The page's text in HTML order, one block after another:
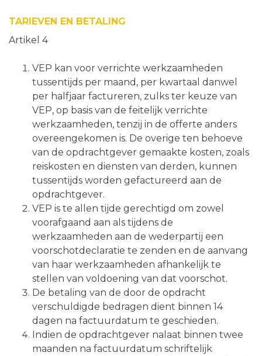
TARIEVEN EN BETALING
Artikel 4
VEP kan voor verrichte werkzaamheden
tussentijds per maand, per kwartaal danwel
per halfjaar factureren, zulks ter keuze van
VEP, op basis van de feitelijk verrichte
werkzaamheden, tenzij in de offerte anders
overeengekomen is. De overige ten behoeve
van de opdrachtgever gemaakte kosten, zoals
reiskosten en diensten van derden, kunnen
tussentijds worden gefactureerd aan de
opdrachtgever.
VEP is te allen tijde gerechtigd om zowel
voorafgaand aan als tijdens de
werkzaamheden aan de wederpartij een
voorschotdeclaratie te zenden en de aanvang
van haar werkzaamheden afhankelijk te
stellen van voldoening van dat voorschot.
De betaling van de door de opdracht
verschuldigde bedragen dient binnen 14
dagen na factuurdatum te geschieden.
Indien de opdrachtgever nalaat binnen twee
maanden na factuurdatum schriftelijk